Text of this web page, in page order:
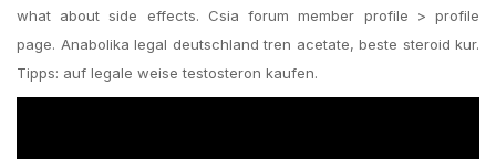
what about side effects. Csia forum member profile > profile
page. Anabolika legal deutschland tren acetate, beste steroid kur.
Tipps: auf legale weise testosteron kaufen.